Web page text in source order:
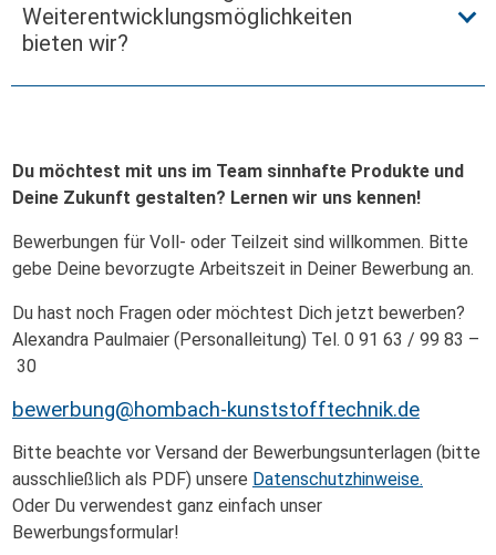
Du hast Fragen dazu, sprich uns gerne an.
Weiterentwicklungsmöglichkeiten
bieten wir?
mitbringst. Dies stimmen wir gerne mit Dir individuell ab.
Du möchtest mit uns im Team sinnhafte Produkte und
Deine Zukunft gestalten? Lernen wir uns kennen!
Bewerbungen für Voll- oder Teilzeit sind willkommen. Bitte
gebe Deine bevorzugte Arbeitszeit in Deiner Bewerbung an.
Du hast noch Fragen oder möchtest Dich jetzt bewerben?
Alexandra Paulmaier (Personalleitung) Tel. 0 91 63 / 99 83 –
30
bewerbung@hombach-kunststofftechnik.de
Bitte beachte vor Versand der Bewerbungsunterlagen (bitte
ausschließlich als PDF) unsere Datenschutzhinweise.
Oder Du verwendest ganz einfach unser
Bewerbungsformular!